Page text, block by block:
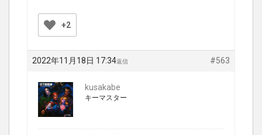
+2
2022年11月18日 17:34 #563
返信
kusakabe
キーマスター